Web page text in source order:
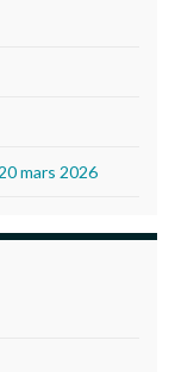
mars 2026